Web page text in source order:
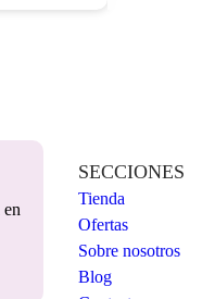
en
SECCIONES
Tienda
Ofertas
Sobre nosotros
Blog